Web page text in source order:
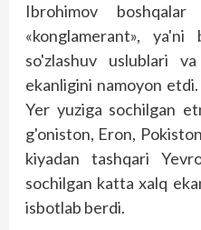
Ibrohimov
«konglamerant»,
so'zlashuv uslublari
ekanligini namoyon
Yer yuziga sochilgan
g'oniston, Eron,
kiyadan tashqari
sochilgan katta xalq
isbotlab berdi.